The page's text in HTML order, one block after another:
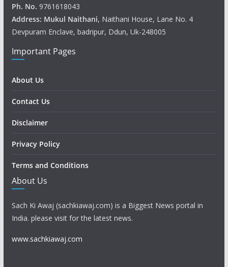
Ph. No. 9761618043
Address: Mukul Naithani, Naithani House, Lane No. 4
Devpuram Enclave, badripur, Ddun, Uk-248005
Important Pages
About Us
Contact Us
Disclaimer
Privacy Policy
Terms and Conditions
About Us
Sach Ki Awaj (sachkiawaj.com) is a Biggest News portal in
India. please visit for the latest news.
www.sachkiawaj.com